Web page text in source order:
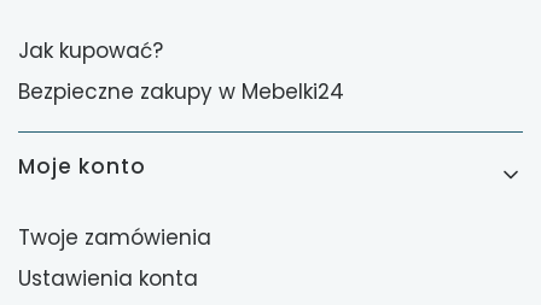
Jak kupować?
Bezpieczne zakupy w Mebelki24
Moje konto
Twoje zamówienia
Ustawienia konta